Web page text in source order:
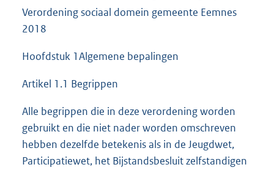
Verordening sociaal domein gemeente Eemnes
2018
Hoofdstuk 1Algemene bepalingen
Artikel 1.1 Begrippen
Alle begrippen die in deze verordening worden
gebruikt en die niet nader worden omschreven
hebben dezelfde betekenis als in de Jeugdwet,
Participatiewet, het Bijstandsbesluit zelfstandigen